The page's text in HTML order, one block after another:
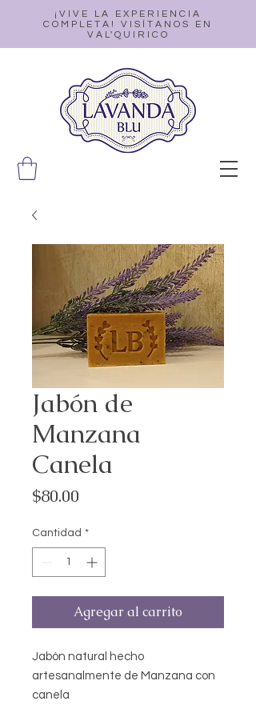
¡VIVE LA EXPERIENCIA
COMPLETA! VISÍTANOS EN
VAL'QUIRICO
Jabón de
Manzana
Canela
$80.00
Cantidad *
Agregar al carrito
Jabón natural hecho
artesanalmente de Manzana con
canela